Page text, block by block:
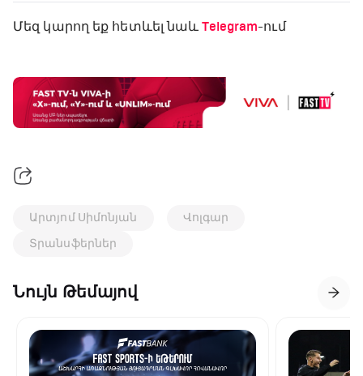
Մեզ կարող եք հետևել նաև Telegram-ում
Արտյոմ Սիմոնյան
Վոլգար
Տրանսֆերներ
Նույն Թեմայով